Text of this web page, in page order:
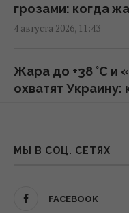
Генсек ООН
по Украине, но
опровергли, что
грозами: когда
4 августа 2026, 11:43
Жара до +38 °С и
охватят
спад
МЫ В СОЦ. СЕТЯХ
FACEBOOK